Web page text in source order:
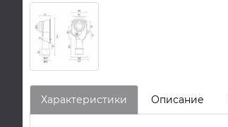
Характеристики Описание